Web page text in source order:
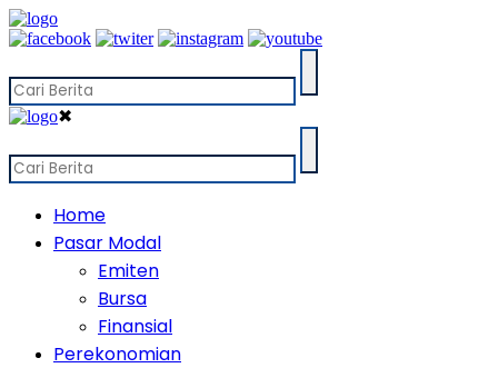
✖
Home
Pasar Modal
Emiten
Bursa
Finansial
Perekonomian